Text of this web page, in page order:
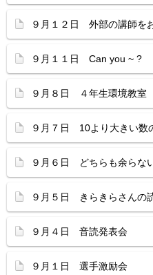
９月１２日 外部の講師を
９月１１日 Can you ~ ?
９月８日 ４年生環境教室
９月７日 10より大きい数
９月６日 どちらも余らな
９月５日 きらきらさんの
９月４日 音読発表会
９月１日 選手激励会